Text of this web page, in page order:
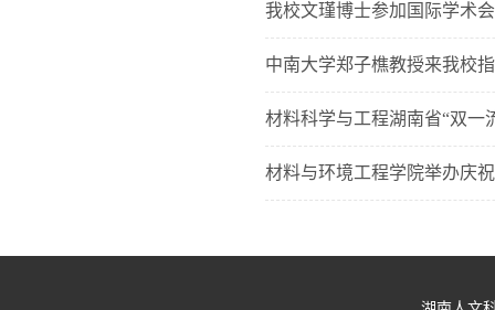
我校文瑾博士参加国际学术
中南大学郑子樵教授来我校
材料科学与工程湖南省“双一
材料与环境工程学院举办庆